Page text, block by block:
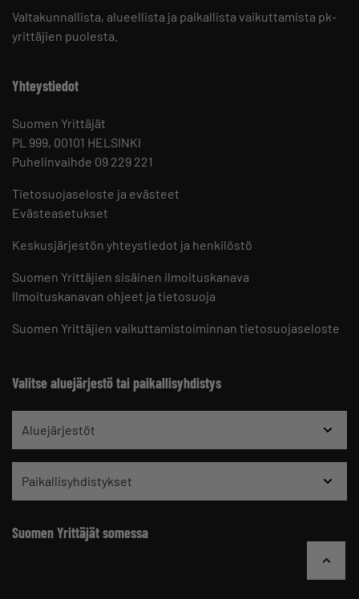
Valtakunnallista, alueellista ja paikallista vaikuttamista pk-
yrittäjien puolesta.
Yhteystiedot
Suomen Yrittäjät
PL 999, 00101 HELSINKI
Puhelinvaihde 09 229 221
Tietosuojaseloste ja evästeet
Evästeasetukset
Keskusjärjestön yhteystiedot ja henkilöstö
Suomen Yrittäjien sisäinen ilmoituskanava
Ilmoituskanavan ohjeet ja tietosuoja
Suomen Yrittäjien vaikuttamistoiminnan tietosuojaseloste
Valitse aluejärjestö tai paikallisyhdistys
Aluejärjestöt
Paikallisyhdistykset
Suomen Yrittäjät somessa